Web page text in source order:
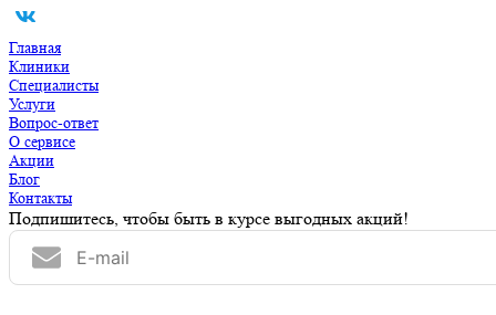
Главная
Клиники
Специалисты
Услуги
Вопрос-ответ
О сервисе
Акции
Блог
Контакты
Подпишитесь, чтобы быть в курсе выгодных акций!